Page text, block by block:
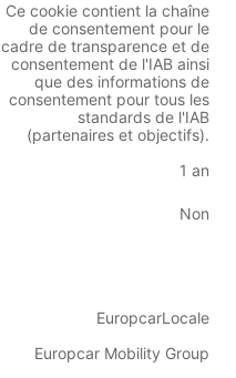
Ce cookie contient la chaîne
de consentement pour le
cadre de transparence et de
consentement de l'IAB ainsi
que des informations de
consentement pour tous les
standards de l'IAB
(partenaires et objectifs).
1 an
Non
EuropcarLocale
Europcar Mobility Group